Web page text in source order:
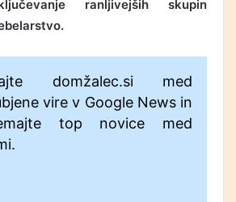
ranljivejših skupin
domžalec.si med
vire v Google News in
top novice med